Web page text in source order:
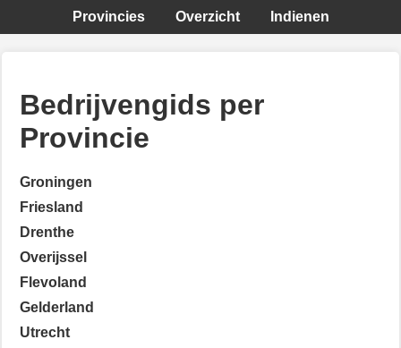
Provincies Overzicht Indienen
Bedrijvengids per
Provincie
Groningen
Friesland
Drenthe
Overijssel
Flevoland
Gelderland
Utrecht